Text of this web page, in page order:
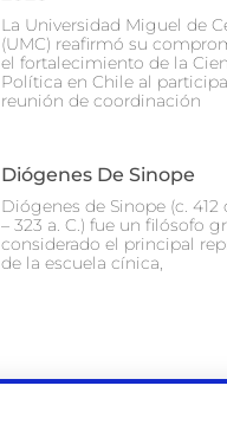
La Universidad Miguel de
(UMC) reafirmó su
el fortalecimiento de la
Política en Chile al
reunión de coordinación
Diógenes De Sinope
Diógenes de Sinope (c. 412
– 323 a. C.) fue un filósofo
considerado el principal
de la escuela cínica,